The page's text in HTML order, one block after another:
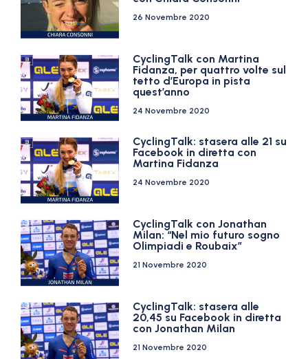
26 Novembre 2020
CyclingTalk con Martina
Fidanza, per quattro volte sul
tetto d’Europa in pista
quest’anno
24 Novembre 2020
CyclingTalk: stasera alle 21 su
Facebook in diretta con
Martina Fidanza
24 Novembre 2020
CyclingTalk con Jonathan
Milan: “Nel mio futuro sogno
Olimpiadi e Roubaix”
21 Novembre 2020
CyclingTalk: stasera alle
20,45 su Facebook in diretta
con Jonathan Milan
21 Novembre 2020